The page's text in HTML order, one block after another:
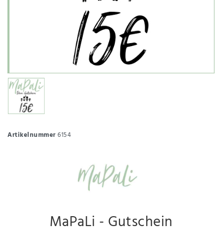
Artikelnummer6154
MaPaLi - Gutschein